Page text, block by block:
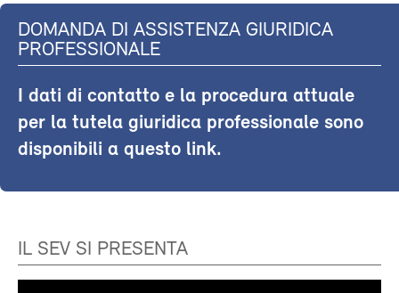
DOMANDA DI ASSISTENZA GIURIDICA
PROFESSIONALE
I dati di contatto e la procedura attuale
per la tutela giuridica professionale sono
disponibili a questo link.
IL SEV SI PRESENTA